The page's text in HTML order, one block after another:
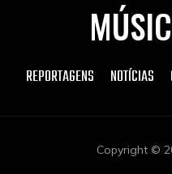
REPORTAGENS NOTÍCIAS
Copyright ©